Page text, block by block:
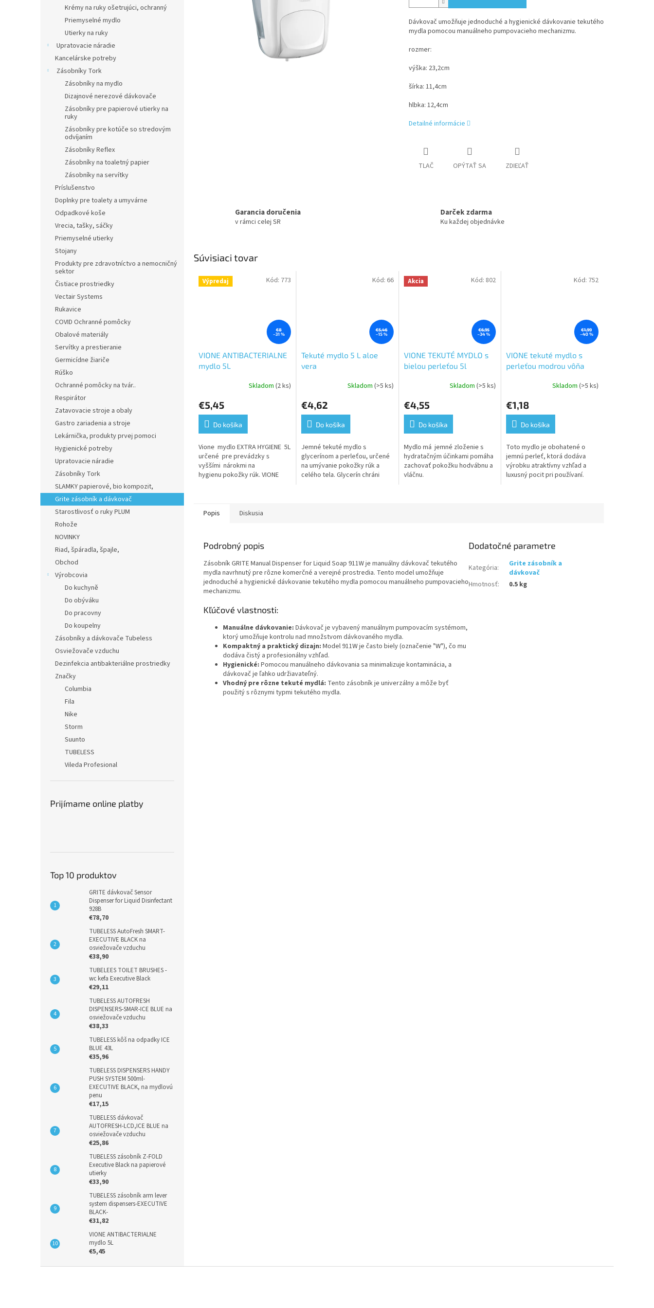
Krémy na ruky ošetrujúci, ochranný
Priemyselné mydlo
Utierky na ruky
Upratovacie náradie
Kancelárske potreby
Zásobníky Tork
Zásobníky na mydlo
Dizajnové nerezové dávkovače
Zásobníky pre papierové utierky na
ruky
Zásobníky pre kotúče so stredovým
odvíjaním
Zásobníky Reflex
Zásobníky na toaletný papier
Zásobníky na servítky
Príslušenstvo
Doplnky pre toalety a umyvárne
Odpadkové koše
Vrecia, tašky, sáčky
Priemyselné utierky
Stojany
Produkty pre zdravotníctvo a nemocničný
sektor
Čistiace prostriedky
Vectair Systems
Rukavice
COVID Ochranné pomôcky
Obalové materiály
Servítky a prestieranie
Germicídne žiariče
Rúško
Ochranné pomôcky na tvár..
Respirátor
Zatavovacie stroje a obaly
Gastro zariadenia a stroje
Lekárnička, produkty prvej pomoci
Hygienické potreby
Upratovacie náradie
Zásobníky Tork
SLAMKY papierové, bio kompozit,
Grite zásobník a dávkovač
Starostlivosť o ruky PLUM
Rohože
NOVINKY
Riad, špáradla, špajle,
Obchod
Výrobcovia
Do kuchyně
Do obýváku
Do pracovny
Do koupelny
Zásobníky a dávkovače Tubeless
Osviežovače vzduchu
Dezinfekcia antibakteriálne prostriedky
Značky
Columbia
Fila
Nike
Storm
Suunto
TUBELESS
Vileda Profesional
Prijímame online platby
Top 10 produktov
GRITE dávkovač Sensor
Dispenser for Liquid Disinfectant
928B
€78,70
TUBELESS AutoFresh SMART-
EXECUTIVE BLACK na
osviežovače vzduchu
€38,90
TUBELEES TOILET BRUSHES -
wc kefa Executive Black
€29,11
TUBELESS AUTOFRESH
DISPENSERS-SMAR-ICE BLUE na
osviežovače vzduchu
€38,33
TUBELESS kôš na odpadky ICE
BLUE 43L
€35,96
TUBELESS DISPENSERS HANDY
PUSH SYSTEM 500ml-
EXECUTIVE BLACK, na mydlovú
penu
€17,15
TUBELESS dávkovač
AUTOFRESH-LCD,ICE BLUE na
osviežovače vzduchu
€25,86
TUBELESS zásobník Z-FOLD
Executive Black na papierové
utierky
€33,90
TUBELESS zásobník arm lever
system dispensers-EXECUTIVE
BLACK-
€31,82
VIONE ANTIBACTERIALNE
mydlo 5L
€5,45
Dávkovač umožňuje jednoduché a hygienické dávkovanie tekutého
mydla pomocou manuálneho pumpovacieho mechanizmu.
rozmer:
výška: 23,2cm
šírka: 11,4cm
hlbka: 12,4cm
Detailné informácie
TLAČ OPÝTAŤ SA ZDIEĽAŤ
Garancia doručenia
v rámci celej SR
Darček zdarma
Ku každej objednávke
Súvisiaci tovar
Výpredaj
€8
–31 %
VIONE ANTIBACTERIALNE
mydlo 5L
produktu
je
5,0
z
5
hviezdičiek.
Skladom (2 ks)
€5,45
Do košíka
Vione mydlo EXTRA HYGIENE 5L
určené pre prevádzky s
vyššími nárokmi na
hygienu pokožky rúk. VIONE
Kód: 773
€5,46
–15 %
Tekuté mydlo 5 L aloe
vera
produktu
je
5,0
z
5
hviezdičiek.
Skladom (>5 ks)
€4,62
Do košíka
Jemné tekuté mydlo s
glycerínom a perleťou, určené
na umývanie pokožky rúk a
celého tela. Glycerín chráni
Kód: 66 Akcia
€6,95
–34 %
VIONE TEKUTÉ MYDLO s
bielou perleťou 5l
produktu
je
5,0
z
5
hviezdičiek.
Skladom(>5 ks)
€4,55
Do košíka
Mydlo má jemné zloženie s
hydratačným účinkami pomáha
zachovať pokožku hodvábnu a
vláčnu.
Kód: 802
€1,99
–40 %
VIONE tekuté mydlo s
perleťou modrou vôňa
Skladom (>5 ks)
€1,18
Do košíka
Toto mydlo je obohatené o
jemnú perleť, ktorá dodáva
výrobku atraktívny vzhľad a
luxusný pocit pri používaní.
Kód: 752
Popis Diskusia
Podrobný popis
Zásobník GRITE Manual Dispenser for Liquid Soap 911W je manuálny dávkovač tekutého
mydla navrhnutý pre rôzne komerčné a verejné prostredia. Tento model umožňuje
jednoduché a hygienické dávkovanie tekutého mydla pomocou manuálneho pumpovacieho
mechanizmu.
Kľúčové vlastnosti:
Manuálne dávkovanie: Dávkovač je vybavený manuálnym pumpovacím systémom,
ktorý umožňuje kontrolu nad množstvom dávkovaného mydla.
Kompaktný a praktický dizajn: Model 911W je často biely (označenie "W"), čo mu
dodáva čistý a profesionálny vzhľad.
Hygienické: Pomocou manuálneho dávkovania sa minimalizuje kontaminácia, a
dávkovač je ľahko udržiavateľný.
Vhodný pre rôzne tekuté mydlá: Tento zásobník je univerzálny a môže byť
použitý s rôznymi typmi tekutého mydla.
Dodatočné parametre
Kategória:
Grite zásobník a
dávkovač
Hmotnosť: 0.5 kg